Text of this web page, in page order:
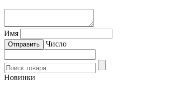
Имя
Число
Новинки